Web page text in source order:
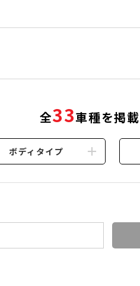
全33車種を掲
ボディタイプ